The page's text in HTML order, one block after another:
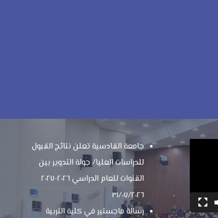
جامعة القادسية تعلن نتائج القبول
للدراسات العليا/ جولة التدوير بين
القنوات للعام الدراسي ٢٠٢٦-٢٠٢٧
٣١/٠٧/٢٠٢٦
رسالة ماجستير في كلية التربية